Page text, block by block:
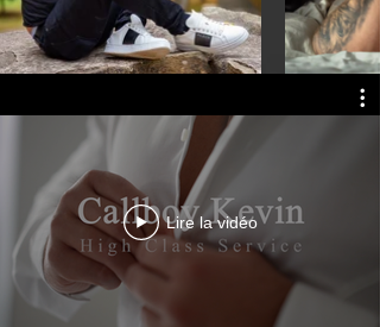
Lire la vidéo